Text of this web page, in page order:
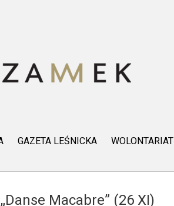
GAZETA LEŚNICKA WOLONTARIAT
Macabre” (26 XI)